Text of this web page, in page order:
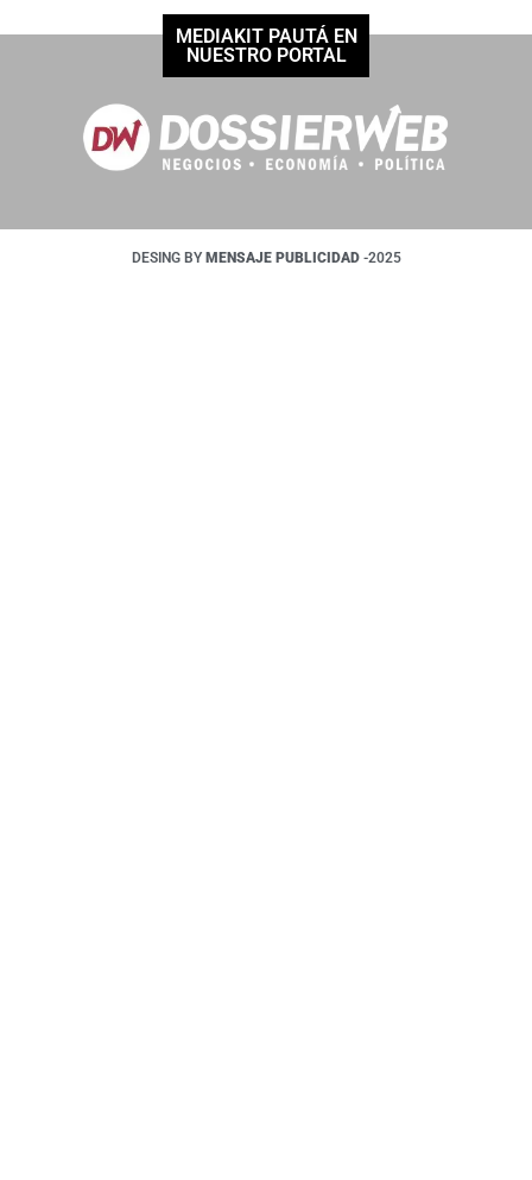
MEDIAKIT PAUTÁ EN
NUESTRO PORTAL
DESING BY MENSAJE PUBLICIDAD -2025